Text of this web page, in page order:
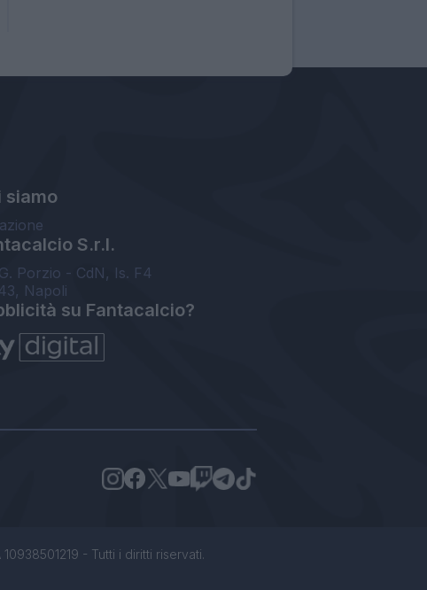
siamo
S.r.l.
Porzio - CdN, Is. F4
Napoli
su Fantacalcio?
- Tutti i diritti riservati.